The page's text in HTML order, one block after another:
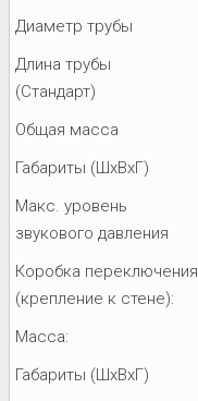
Диаметр трубы
Длина трубы
(Стандарт)
Общая масса
Габариты (ШхВхГ)
Макс. уровень
звукового давления
Коробка переключения
(крепление к стене):
Масса:
Габариты (ШхВхГ)